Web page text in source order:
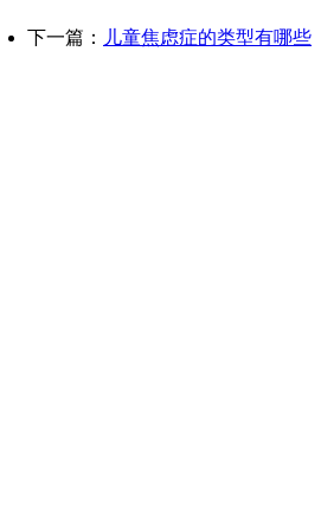
下一篇： 儿童焦虑症的类型有哪些